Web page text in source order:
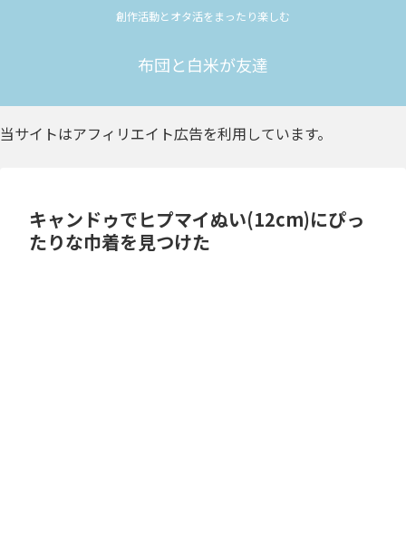
創作活動とオタ活をまったり楽しむ
布団と白米が友達
当サイトはアフィリエイト広告を利用しています。
キャンドゥでヒプマイぬい(12cm)にぴっ
たりな巾着を見つけた